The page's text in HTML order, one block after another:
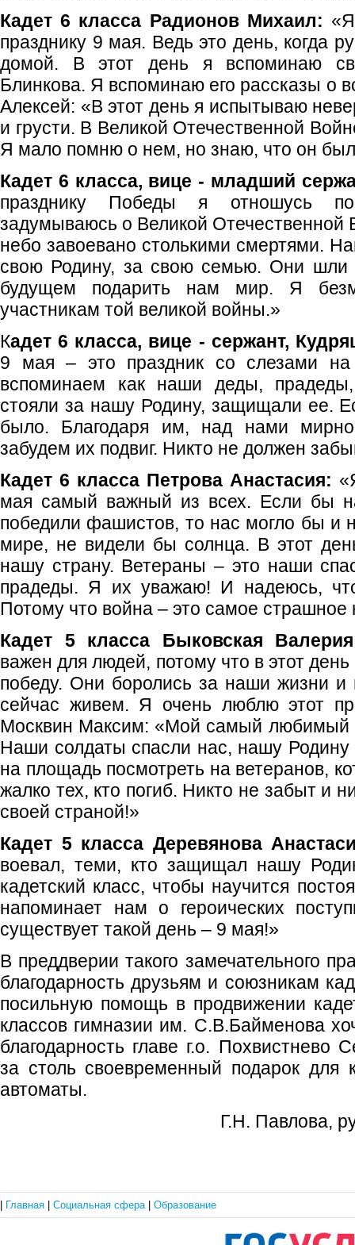
Кадет 6 класса Радионов Михаил:
празднику 9 мая. Ведь это день, когда
домой. В этот день я вспоминаю
Блинкова. Я вспоминаю его рассказы о
Алексей: «В этот день я испытываю
и грусти. В Великой Отечественной
Я мало помню о нем, но знаю, что он
Кадет 6 класса, вице - младший
празднику Победы я отношусь
задумываюсь о Великой Отечественной
небо завоевано столькими смертями.
свою Родину, за свою семью. Они шли
будущем подарить нам мир. Я
участникам той великой войны.»
Кадет 6 класса, вице - сержант,
9 мая – это праздник со слезами
вспоминаем как наши деды,
стояли за нашу Родину, защищали ее.
было. Благодаря им, над нами
забудем их подвиг. Никто не должен
Кадет 6 класса Петрова Анастасия:
мая самый важный из всех. Если бы
победили фашистов, то нас могло бы
мире, не видели бы солнца. В этот
нашу страну. Ветераны – это наши
прадеды. Я их уважаю! И надеюсь,
Потому что война – это самое страшное
Кадет 5 класса Быковская
важен для людей, потому что в этот
победу. Они боролись за наши жизни
сейчас живем. Я очень люблю этот
Москвин Максим: «Мой самый любимый
Наши солдаты спасли нас, нашу Родину
на площадь посмотреть на ветеранов,
жалко тех, кто погиб. Никто не забыт и
своей страной!»
Кадет 5 класса Деревянова
воевал, теми, кто защищал нашу
кадетский класс, чтобы научится
напоминает нам о героических
существует такой день – 9 мая!»
В преддверии такого замечательного
благодарность друзьям и союзникам
посильную помощь в продвижении
классов гимназии им. С.В.Байменова
благодарность главе г.о. Похвистнево
за столь своевременный подарок для
автоматы.
Г.Н. Павлова,
Главная Социальная сфера Образование